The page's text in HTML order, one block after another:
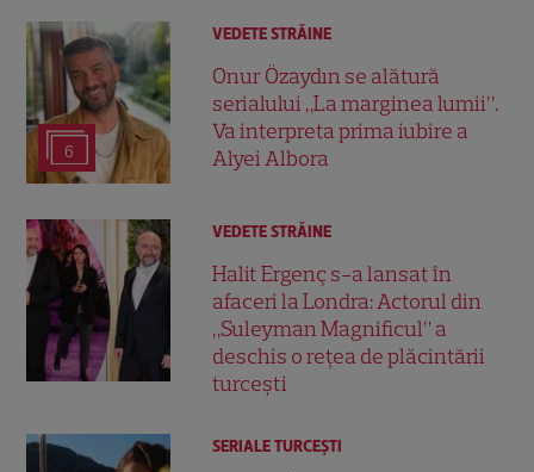
6
VEDETE STRĂINE
Onur Özaydın se alătură
serialului „La marginea lumii”.
Va interpreta prima iubire a
Alyei Albora
VEDETE STRĂINE
Halit Ergenç s-a lansat în
afaceri la Londra: Actorul din
„Suleyman Magnificul” a
deschis o rețea de plăcintării
turcești
SERIALE TURCEŞTI